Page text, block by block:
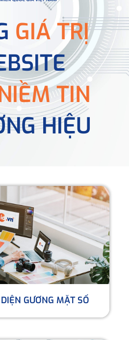
GIÁ TRỊ
TIN
HIỆU
GƯƠNG MẶT SỐ